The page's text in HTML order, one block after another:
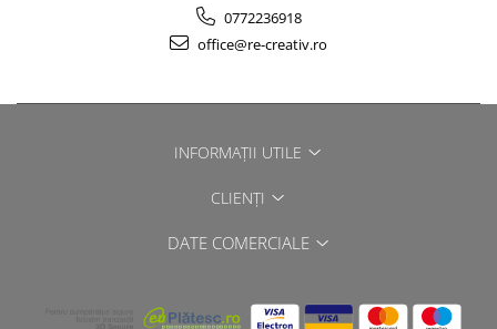
0772236918
office@re-creativ.ro
INFORMAȚII UTILE
CLIENȚI
DATE COMERCIALE